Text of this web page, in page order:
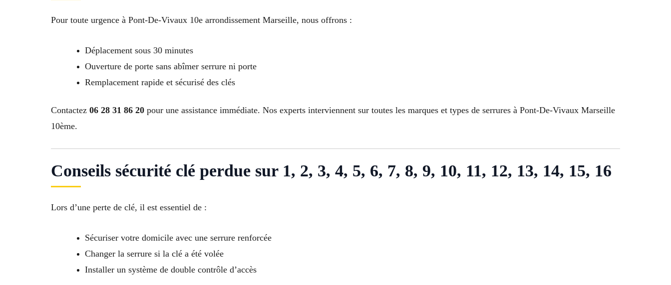
Pour toute urgence à Pont-De-Vivaux 10e arrondissement Marseille, nous offrons :
Déplacement sous 30 minutes
Ouverture de porte sans abîmer serrure ni porte
Remplacement rapide et sécurisé des clés
Contactez 06 28 31 86 20 pour une assistance immédiate. Nos experts interviennent sur toutes les marques et types de serrures à Pont-De-Vivaux Marseille
10ème.
Conseils sécurité clé perdue sur 1, 2, 3, 4, 5, 6, 7, 8, 9, 10, 11, 12, 13, 14, 15, 16
Lors d’une perte de clé, il est essentiel de :
Sécuriser votre domicile avec une serrure renforcée
Changer la serrure si la clé a été volée
Installer un système de double contrôle d’accès